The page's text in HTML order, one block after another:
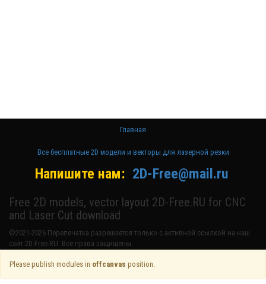
Главная
Все бесплатные 2D модели и векторы для лазерной резки
Напишите нам: 2D-Free@mail.ru
Free 2D models, vector layout 2D-Free.RU for CNC
and Laser Cut download
©2021-2026 Перепечатка разрешается только с активной ссылкой на наш
сайт 2D-Free.RU. Все права защищены.
Please publish modules in offcanvas position.